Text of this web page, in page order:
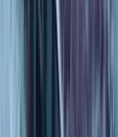
০৭ আগস্ট, ২০২৬ ১৯:৫০
বরিশাল বিএম
শিবিরের ৯